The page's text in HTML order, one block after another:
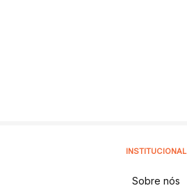
INSTITUCIONAL
Sobre nós